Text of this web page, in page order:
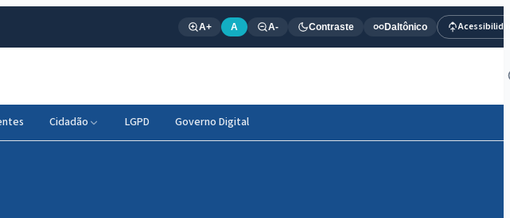
A+ A A- Contraste Daltônico
Cidadão LGPD Governo Digital